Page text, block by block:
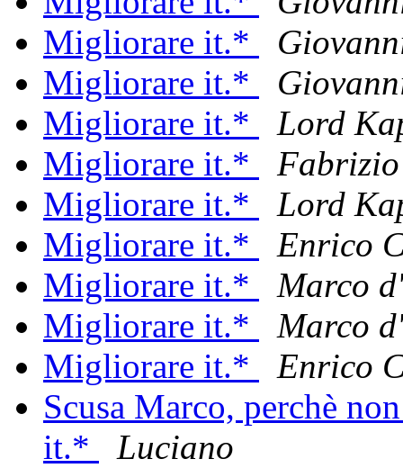
Migliorare it.*
Migliorare it.*
Migliorare it.*
Lord
Migliorare it.*
Fabrizio
Migliorare it.*
Lord
Migliorare it.*
Enrico
Migliorare it.*
Marco
Migliorare it.*
Marco
Migliorare it.*
Enrico
Scusa Marco, perchè
it.*
Luciano